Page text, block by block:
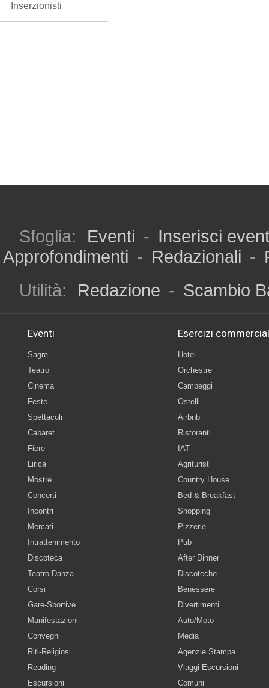
Inserzionisti
Sfoglia: Eventi - Inserisci
Approfondimenti - Redazionali -
Utilità:
Redazione - Scambio
Eventi
Sagre
Teatro
Cinema
Feste
Spettacoli
Cabaret
Fiere
Lirica
Mostre
Concerti
Incontri
Mercati
Intrattenimento
Discoteca
Teatro-Danza
Corsi
Gare-Sportive
Manifestazioni
Convegni
Riti-Religiosi
Reading
Escursioni
Esercizi
Hotel
Orchestre
Campeggi
Ostelli
Airbnb
Ristoranti
IAT
Agriturist
Country House
Bed & Breakfast
Shopping
Pizzerie
Pub
After Dinner
Discoteche
Benessere
Divertimenti
Auto/Moto
Media
Agenzie Stampa
Viaggi Escursioni
Comuni